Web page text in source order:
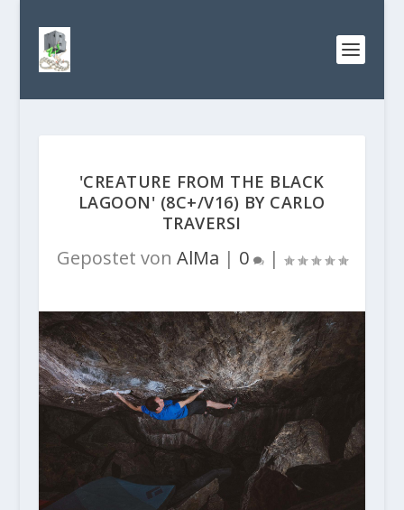
'CREATURE FROM THE BLACK
LAGOON' (8C+/V16) BY CARLO
TRAVERSI
Gepostet von AlMa | 0 |